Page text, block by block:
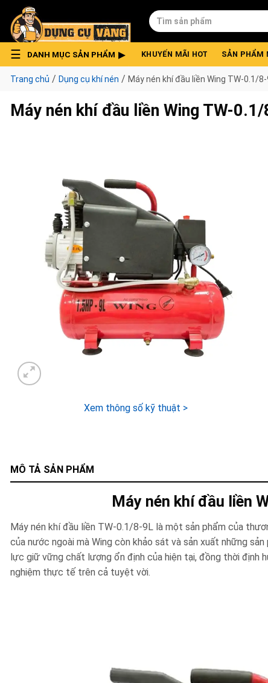
content
Tìm
kiếm:
DANH MỤC SẢN PHẨM KHUYẾN MÃI HOT SẢN PHẨM
Trang chủ / Dụng cụ khí nén / Máy nén khí đầu liền Wing TW-0.1/8-
Máy nén khí đầu liền Wing TW-
Xem thông số kỹ thuật >
MÔ TẢ SẢN PHẨM
Máy nén khí đầu liền
Máy nén khí đầu liền TW-0.1/8-9L là một sản phẩm của
của nước ngoài mà Wing còn khảo sát và sản xuất những
lực giữ vững chất lượng ổn định của hiện tại, đồng thời định
nghiệm thực tế trên cả tuyệt vời.